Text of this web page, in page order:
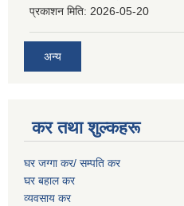
प्रकाशन मिति: 2026-05-20
अन्य
कर तथा शुल्कहरू
घर जग्गा कर/ सम्पति कर
घर बहाल कर
व्यवसाय कर